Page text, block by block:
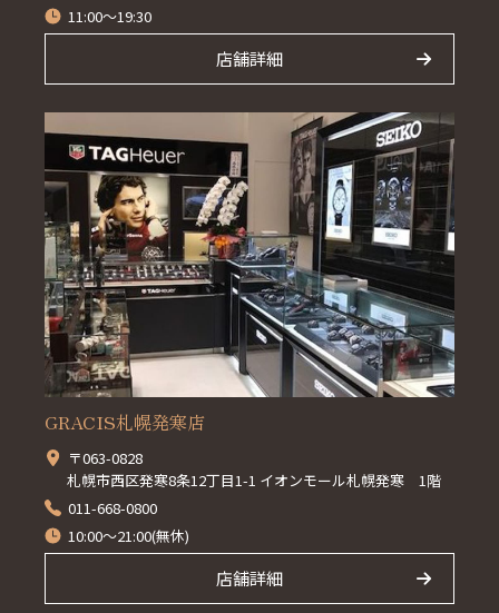
11:00～19:30
店舗詳細
GRACIS札幌発寒店
〒063-0828
札幌市西区発寒8条12丁目1-1 イオンモール札幌発寒 1階
011-668-0800
10:00～21:00(無休)
店舗詳細